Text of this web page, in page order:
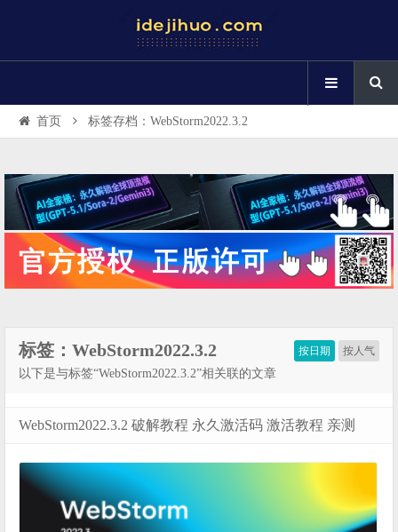
首页 标签存档：WebStorm2022.3.2
按日期 按人气
标签：WebStorm2022.3.2
以下是与标签“WebStorm2022.3.2”相关联的文章
WebStorm2022.3.2 破解教程 永久激活码 激活教程 亲测